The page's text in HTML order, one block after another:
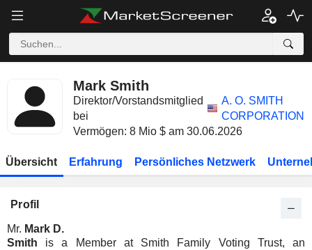
Mark Smith
Direktor/Vorstandsmitglied
bei
A. O. SMITH
CORPORATION
Vermögen: 8 Mio $ am 30.06.2026
Übersicht Erfahrung Persönliches Netzwerk
Profil
Mr. Mark D.
Smith is a Member at Smith Family Voting Trust, an